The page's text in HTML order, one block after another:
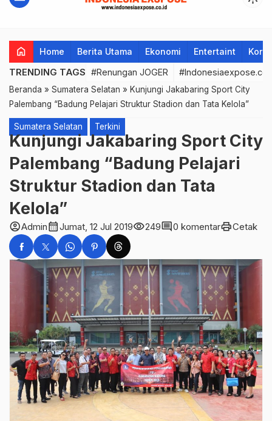
home Home Berita Utama Ekonomi Entertaint
TRENDING TAGS #Renungan JOGER
Beranda » Sumatera Selatan » Kunjungi Jakabaring Sport City
Palembang “Badung Pelajari Struktur Stadion dan Tata Kelola”
Sumatera Selatan Terkini
Kunjungi Jakabaring Sport City
Palembang “Badung Pelajari
Struktur Stadion dan Tata
Kelola”
account_circleAdmincalendar_monthJumat, 12 Jul 2019visibility249comment0 komentarprintCetak